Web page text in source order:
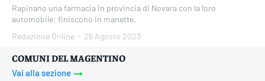
Rapinano una farmacia in provincia di Novara con la loro
automobile: finiscono in manette.
Redazione Online - 26 Agosto 2023
COMUNI DEL MAGENTINO
Vai alla sezione